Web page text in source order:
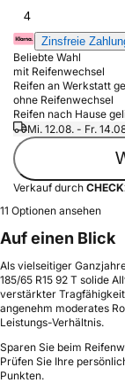
4
Zinsfreie
Beliebte Wahl
mit Reifenwechsel
Reifen an Werkstatt
ohne Reifenwechsel
Reifen nach Hause
Mi. 12.08. - Fr.
Verkauf durch
11 Optionen ansehen
Auf einen Blick
Als vielseitiger
185/65 R15 92 T solide
verstärkter
angenehm moderates
Leistungs-Verhältnis.
Sparen Sie beim
Prüfen Sie Ihre
Punkten.